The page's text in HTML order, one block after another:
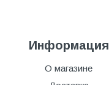
Информация
О магазине